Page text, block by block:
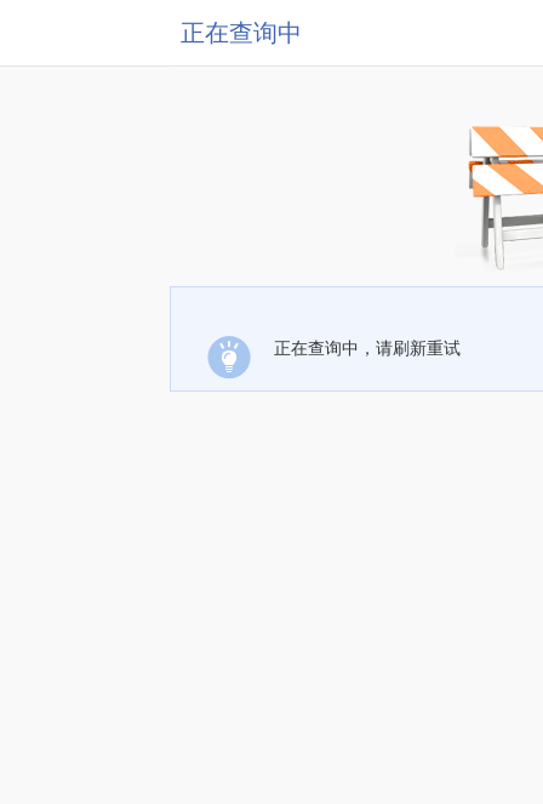
正在查询中
正在查询中，请刷新重试